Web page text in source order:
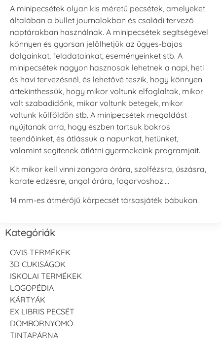
A minipecsétek olyan kis méretű pecsétek, amelyeket
általában a bullet journalokban és családi tervező
naptárakban használnak. A minipecsétek segítségével
könnyen és gyorsan jelölhetjük az ügyes-bajos
dolgainkat, feladatainkat, eseményeinket stb. A
minipecsétek nagyon hasznosak lehetnek a napi, heti
és havi tervezésnél, és lehetővé teszik, hogy könnyen
áttekinthessük, hogy mikor voltunk elfoglaltak, mikor
volt szabadidőnk, mikor voltunk betegek, mikor
voltunk külföldön stb. A minipecsétek megoldást
nyújtanak arra, hogy észben tartsuk bokros
teendőinket, és átlássuk a napunkat, hetünket,
valamint segítenek átlátni gyermekeink programjait.
Kit mikor kell vinni zongora órára, szolfézsra, úszásra,
karate edzésre, angol órára, fogorvoshoz….
14 mm-es átmérőjű körpecsét társasjáték bábukon.
Kategóriák
OVIS TERMÉKEK
3D CUKISÁGOK
ISKOLAI TERMÉKEK
LOGOPÉDIA
KÁRTYÁK
EX LIBRIS PECSÉT
DOMBORNYOMÓ
TINTAPÁRNA